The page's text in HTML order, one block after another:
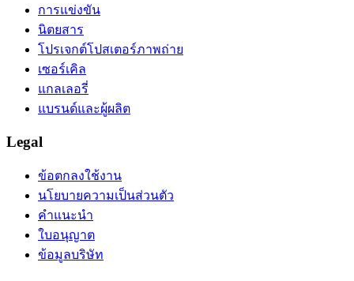
การแข่งขัน
นิตยสาร
โปรเจกต์โปสเตอร์ภาพถ่าย
เซอร์เคิล
แกลเลอรี่
แบรนด์และผู้ผลิต
Legal
ข้อตกลงใช้งาน
นโยบายความเป็นส่วนตัว
คำแนะนำ
ใบอนุญาต
ข้อมูลบริษัท